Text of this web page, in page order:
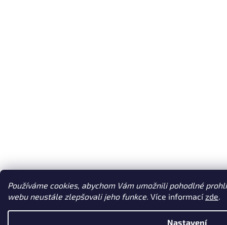
Používáme cookies, abychom Vám umožnili pohodlné
webu neustále zlepšovali jeho funkce. Více informacízde.
Nastavení